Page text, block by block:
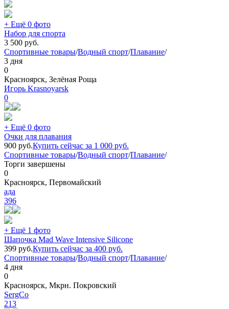
+ Ещё 0 фото
Набор для спорта
3 500 руб.
Спортивные товары/Водный спорт/Плавание/
3 дня
0
Красноярск, Зелёная Роща
Игорь Krasnoyarsk
0
+ Ещё 0 фото
Очки для плавания
900 руб.Купить сейчас за 1 000 руб.
Спортивные товары/Водный спорт/Плавание/
Торги завершены
0
Красноярск, Первомайский
ада
396
+ Ещё 1 фото
Шапочка Mad Wave Intensive Silicone
399 руб.Купить сейчас за 400 руб.
Спортивные товары/Водный спорт/Плавание/
4 дня
0
Красноярск, Мкрн. Покровский
SergCo
213